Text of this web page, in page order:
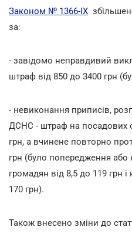
Законом № 1366-IX
за:
- завідомо неправдивий
штраф від 850 до 3400 грн
- невиконання приписів,
ДСНС - штраф на посадових
грн, а вчинене повторно
грн (було попередження
громадян від 8,5 до 119 грн
170 грн).
Також внесено зміни до